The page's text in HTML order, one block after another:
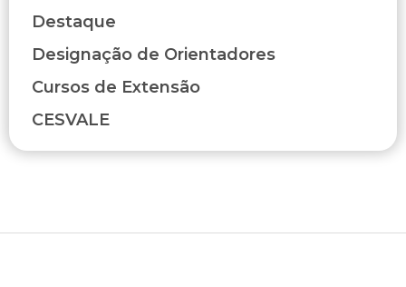
Destaque
Designação de Orientadores
Cursos de Extensão
CESVALE